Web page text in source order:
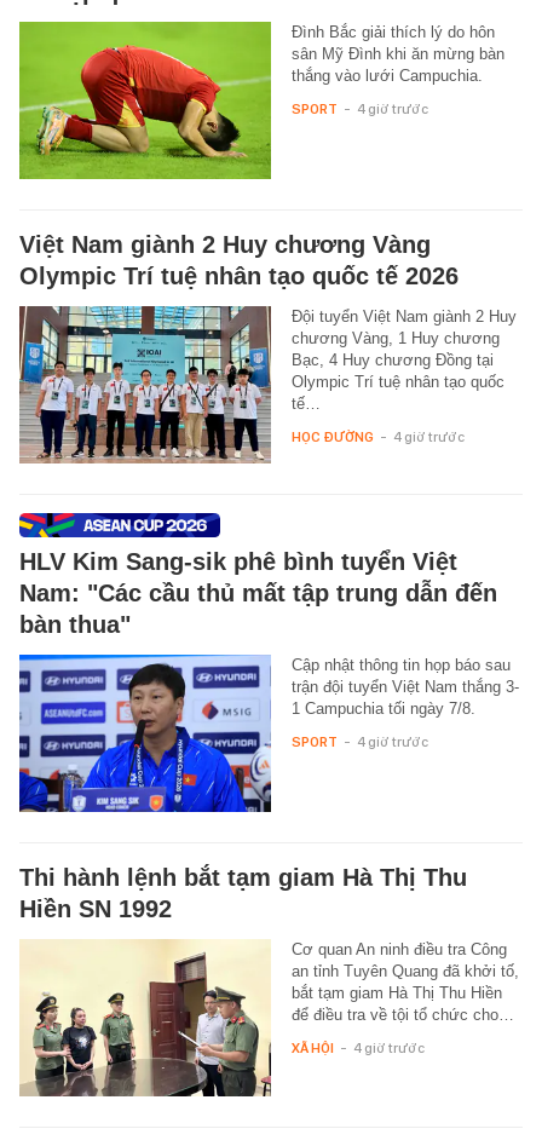
Đình Bắc giải thích lý do hôn
sân Mỹ Đình khi ăn mừng bàn
thắng vào lưới Campuchia.
SPORT - 4 giờ trước
Việt Nam giành 2 Huy chương Vàng
Olympic Trí tuệ nhân tạo quốc tế 2026
Đội tuyển Việt Nam giành 2 Huy
chương Vàng, 1 Huy chương
Bạc, 4 Huy chương Đồng tại
Olympic Trí tuệ nhân tạo quốc
tế…
HỌC ĐƯỜNG - 4 giờ trước
HLV Kim Sang-sik phê bình tuyển Việt
Nam: "Các cầu thủ mất tập trung dẫn đến
bàn thua"
Cập nhật thông tin họp báo sau
trận đội tuyển Việt Nam thắng 3-
1 Campuchia tối ngày 7/8.
SPORT - 4 giờ trước
Thi hành lệnh bắt tạm giam Hà Thị Thu
Hiền SN 1992
Cơ quan An ninh điều tra Công
an tỉnh Tuyên Quang đã khởi tố,
bắt tạm giam Hà Thị Thu Hiền
để điều tra về tội tổ chức cho…
XÃ HỘI - 4 giờ trước